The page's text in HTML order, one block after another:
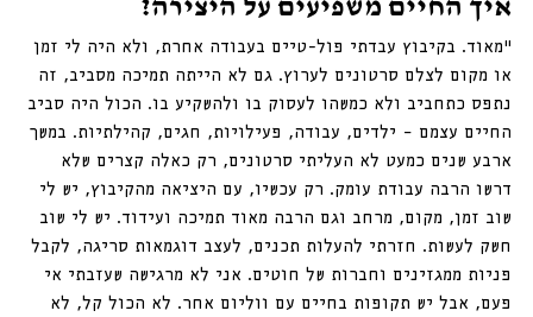
איך החיים משפיעים על היצירה?
“מאוד. בקיבוץ עבדתי פול-טיים בעבודה אחרת, ולא היה לי זמן
או מקום לצלם סרטונים לערוץ. גם לא הייתה תמיכה מסביב, זה
נתפס כתחביב ולא כמשהו לעסוק בו ולהשקיע בו. הכול היה סביב
החיים עצמם – ילדים, עבודה, פעילויות, חגים, קהילתיות. במשך
ארבע שנים כמעט לא העליתי סרטונים, רק כאלה קצרים שלא
דרשו הרבה עבודת עומק. רק עכשיו, עם היציאה מהקיבוץ, יש לי
שוב זמן, מקום, מרחב וגם הרבה מאוד תמיכה ועידוד. יש לי שוב
חשק לעשות. חזרתי להעלות תכנים, לעצב דוגמאות סריגה, לקבל
פניות ממגזינים וחברות של חוטים. אני לא מרגישה שעזבתי אי
פעם, אבל יש תקופות בחיים עם ווליום אחר. לא הכול קל, לא